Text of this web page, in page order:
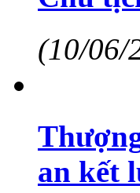
(10/06/
an kết